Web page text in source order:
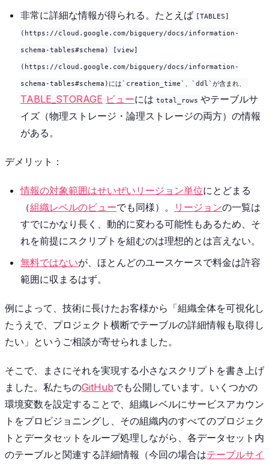
非常に詳細な情報が得られる。たとえば [TABLES]
(https://cloud.google.com/bigquery/docs/information-
schema-tables#schema) [view]
(https://cloud.google.com/bigquery/docs/information-
schema-tables#schema)には`creation_time`、`ddl`が含まれ、
TABLE_STORAGE ビューには total_rows やテーブルサ
イズ（物理ストレージ・論理ストレージの両方）の情報
がある。
デメリット：
情報の対象範囲はせいぜいリージョン単位にとどまる
（組織レベルのビューでも同様）。 リージョンの一覧は
すでにかなり長く、動的に変わる可能性もあるため、そ
れを前提にスクリプトを組むのは理想的とは言えない。
無料ではないが、ほとんどのユースケースで料金は許容
範囲に収まるはず。
例によって、技術に長けたお客様から「組織全体を可視化し
たうえで、プロジェクト横断でテーブルの詳細情報も取得し
たい」というご相談が寄せられました。
そこで、まさにそれを実現する小さなスクリプトを書き上げ
ました。私たちのGitHubでも公開しています。いくつかの
環境変数を設定することで、組織レベルにサービスアカウン
トをプロビジョニングし、その組織内のすべてのプロジェク
トとデータセットをループ処理しながら、各データセット内
のテーブルと関連する詳細情報（今回の場合はテーブルサイ